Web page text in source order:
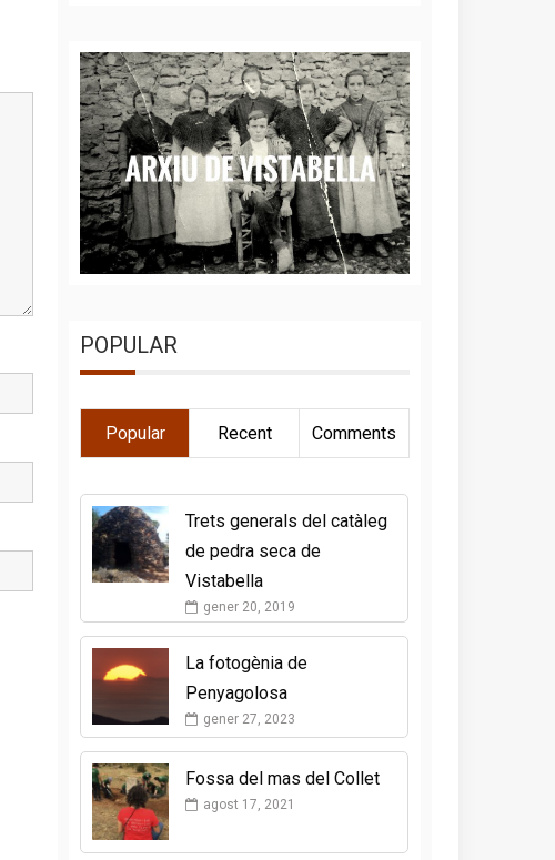
POPULAR
Popular Recent Comments
Trets generals del catàleg
de pedra seca de
Vistabella
gener 20, 2019
La fotogènia de
Penyagolosa
gener 27, 2023
Fossa del mas del Collet
agost 17, 2021